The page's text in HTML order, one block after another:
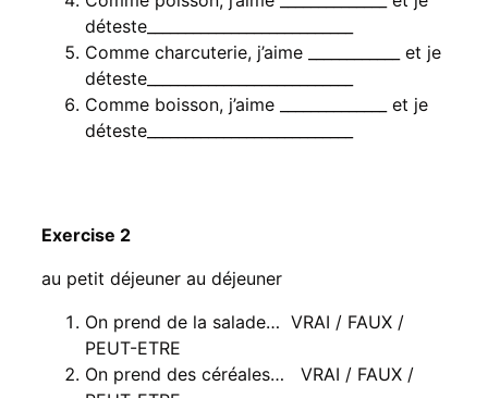
déteste___________________________
Comme charcuterie, j’aime ____________ et je
déteste___________________________
Comme boisson, j’aime ______________ et je
déteste___________________________
Exercise 2
au petit déjeuner au déjeuner
On prend de la salade… VRAI / FAUX /
PEUT-ETRE
On prend des céréales… VRAI / FAUX /